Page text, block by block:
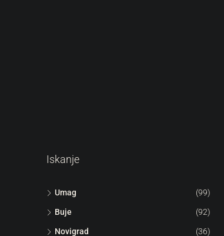
Iskanje
Umag (99)
Buje (92)
Novigrad (36)